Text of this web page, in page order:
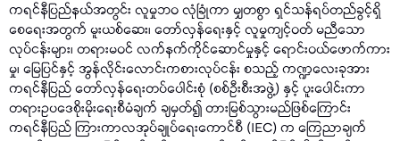
ကရင်နီပြည်နယ်အတွင်း လူမှုဘဝ လုံခြုံကာ မျှတစွာ ရှင်သန်ရပ်တည်ခွင့်ရှိ
စေရေးအတွက် မူးယစ်ဆေး၊ တော်လှန်ရေးနှင့် လူမှုကျင့်ဝတ် မညီသော
လုပ်ငန်းများ၊ တရားမဝင် လက်နက်ကိုင်ဆောင်မှုနှင့် ရောင်းဝယ်ဖောက်ကား
မှု၊ မြေပြင်နှင့် အွန်လိုင်းလောင်းကစားလုပ်ငန်း စသည့် ကဏ္ဍလေးခုအား
ကရင်နီပြည် တော်လှန်ရေးတပ်ပေါင်းစုံ (စစ်ဦးစီးအဖွဲ့) နှင့် ပူးပေါင်းကာ
တရားဥပဒေစိုးမိုးရေးစီမံချက် ချမှတ်၍ တားမြစ်သွားမည်ဖြစ်ကြောင်း
ကရင်နီပြည် ကြားကာလအုပ်ချုပ်ရေးကောင်စီ (IEC) က ကြေညာချက်